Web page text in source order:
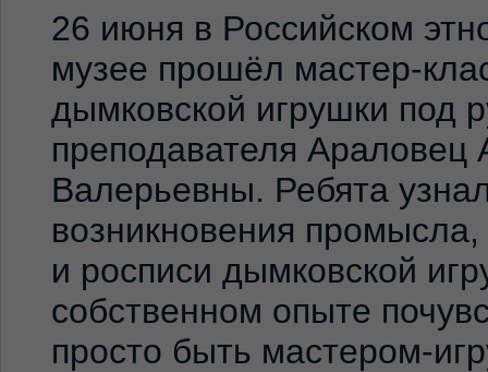
26 июня в Российском
музее прошёл мастер-
дымковской игрушки под
преподавателя Араловец
Валерьевны. Ребята
возникновения
и росписи дымковской
собственном опыте
просто быть мастером-